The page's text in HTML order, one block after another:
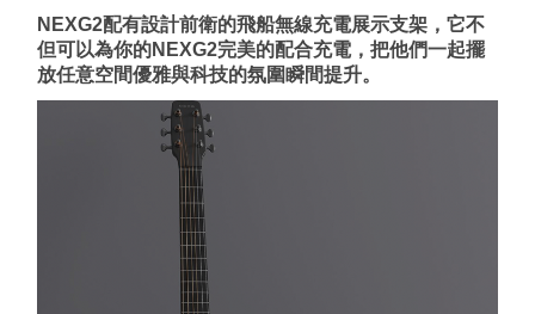
NEXG2配有設計前衛的飛船無線充電展示支架，它不
但可以為你的NEXG2完美的配合充電，把他們一起擺
放任意空間優雅與科技的氛圍瞬間提升。